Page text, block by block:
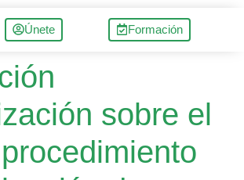
Únete Formación
sobre el